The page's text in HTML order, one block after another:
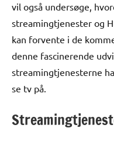
vil også undersøge,
streamingtjenester og
kan forvente i de
denne fascinerende
streamingtjenesterne
se tv på.